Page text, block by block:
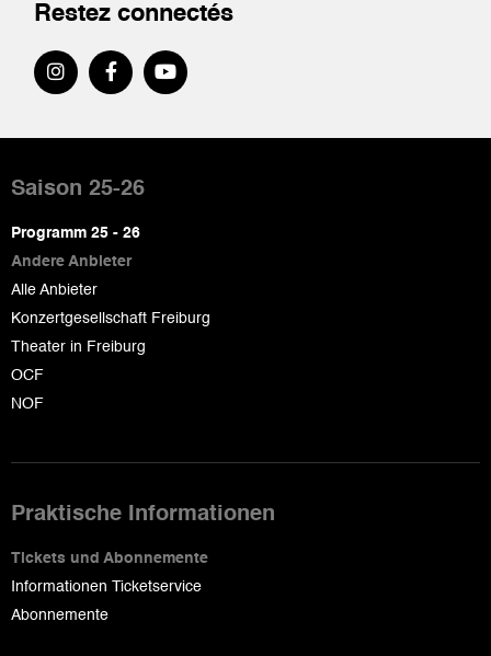
Restez connectés
de
page
Saison 25-26
Programm 25 - 26
Andere Anbieter
Alle Anbieter
Konzertgesellschaft Freiburg
Theater in Freiburg
OCF
NOF
Praktische Informationen
Tickets und Abonnemente
Informationen Ticketservice
Abonnemente